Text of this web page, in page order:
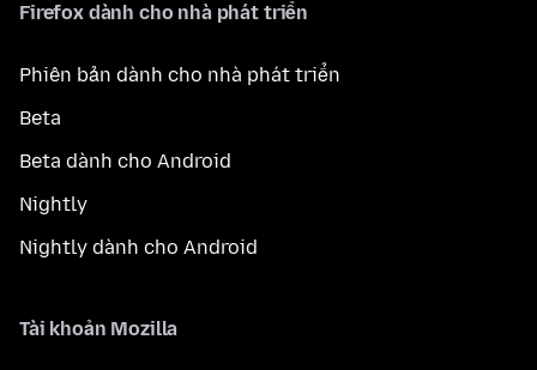
Firefox dành cho nhà phát triển
Phiên bản dành cho nhà phát triển
Beta
Beta dành cho Android
Nightly
Nightly dành cho Android
Tài khoản Mozilla